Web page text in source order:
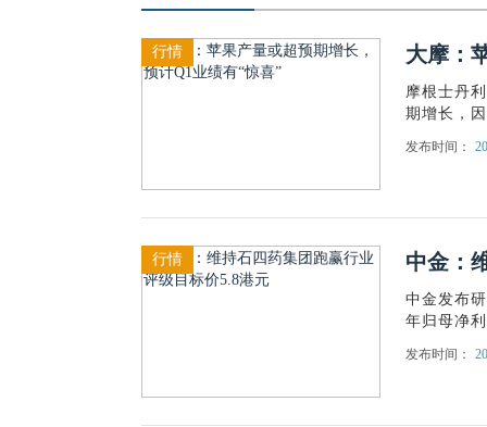
行情 大摩：
摩根士丹
期增长，
发布时间：
行情 中金：
中金发布
年归母净
发布时间：